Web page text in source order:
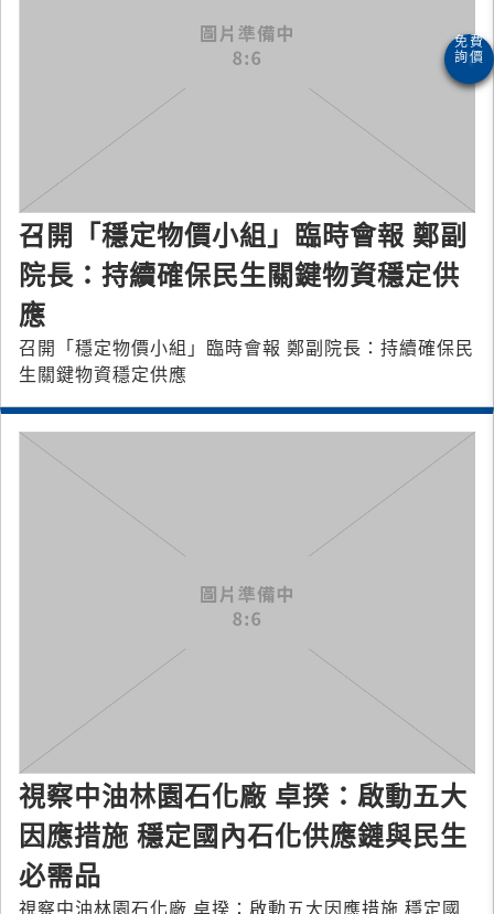
召開「穩定物價小組」臨時會報 鄭副
院長：持續確保民生關鍵物資穩定供
應
召開「穩定物價小組」臨時會報 鄭副院長：持續確保民
生關鍵物資穩定供應
視察中油林園石化廠 卓揆：啟動五大
因應措施 穩定國內石化供應鏈與民生
必需品
視察中油林園石化廠 卓揆：啟動五大因應措施 穩定國